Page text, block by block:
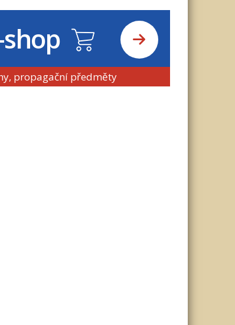
shop
propagační předměty